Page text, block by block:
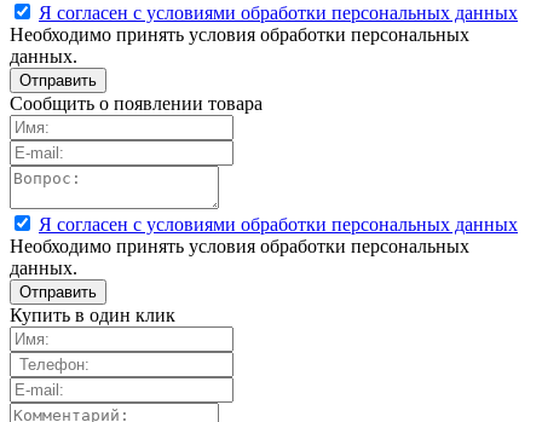
Я согласен с условиями обработки персональных данных
Необходимо принять условия обработки персональных
данных.
Сообщить о появлении товара
Я согласен с условиями обработки персональных данных
Необходимо принять условия обработки персональных
данных.
Купить в один клик